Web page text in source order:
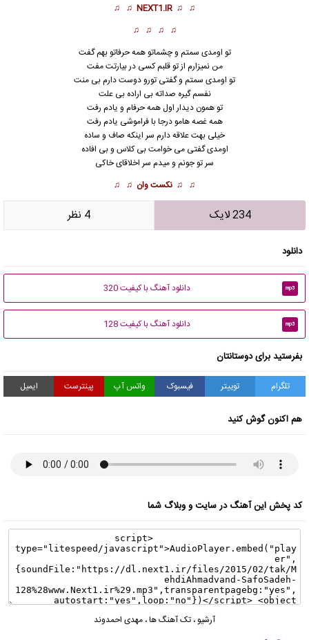
♫ ♫
NEXT1.IR
♫ ♫
♫ ♫ ♫ ♫
تو اومدی سمتم و چشماتو همه حرفاتو بهم گفت
من نمیزارم از تو قلبم کسی در بیارتت مفت
تو اومدی سمتم و گفتی تورو دوست دارم بی منت
نفسم گیره صداته بی اراده بی علت
تو همون دیدار اول همه حرفام و یادم رفت
همه غصه هامو درجا با فراموشی یادم رفت
خیلی بهت علاقه دارم سر اینکه صاف و ساده
اومدی گفتی می خوامت بی کلاس و بی افاده
سر تو جونم و میدم سر اخلاقای خاکی
♫ ♫ نکست وان ♫ ♫
234 لایک 4 نظر
دانلود
mp3 دانلود آهنگ با کیفیت 320
mp3 دانلود آهنگ با کیفیت 128
بفرستید برای دوستانتان
تلگرام توییتر فیسبوک واتس آپ پینترست ایمیل
هم اکنون گوش کنید
کد پخش این آهنگ در سایت و وبلاگ شما
آرشیو ، تک آهنگ ها، مهدی احمدوند